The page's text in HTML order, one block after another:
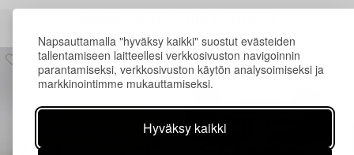
Napsauttamalla "hyväksy kaikki" suostut evästeiden
tallentamiseen laitteellesi verkkosivuston navigoinnin
parantamiseksi, verkkosivuston käytön analysoimiseksi ja
markkinointimme mukauttamiseksi.
Hyväksy kaikki